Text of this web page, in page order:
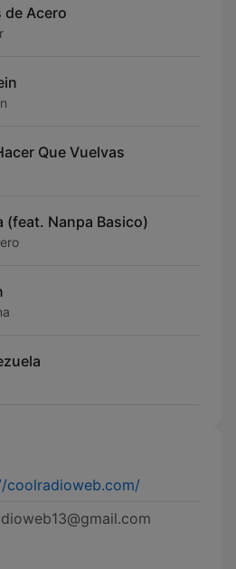
de Acero
Que Vuelvas
(feat. Nanpa Basico)
coolradioweb.com/